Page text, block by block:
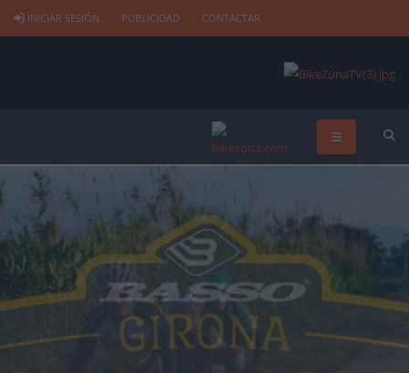
INICIAR SESIÓN PUBLICIDAD CONTACTAR